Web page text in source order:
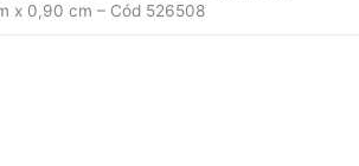
x 0,90 cm – Cód 526508